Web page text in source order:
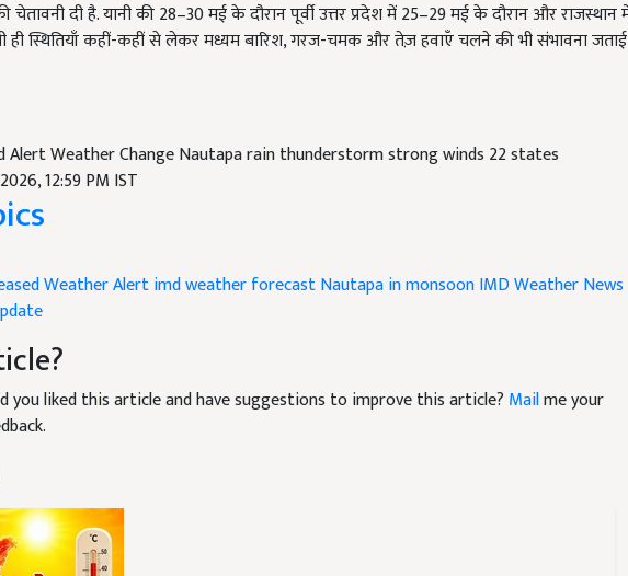
ही स्थितियाँ कहीं-कहीं से लेकर मध्यम बारिश, गरज-चमक और तेज़ हवाएँ चलने की भी संभावना जताई
12:59 PM IST
Weather Alert
you liked this article and have suggestions to improve this article?